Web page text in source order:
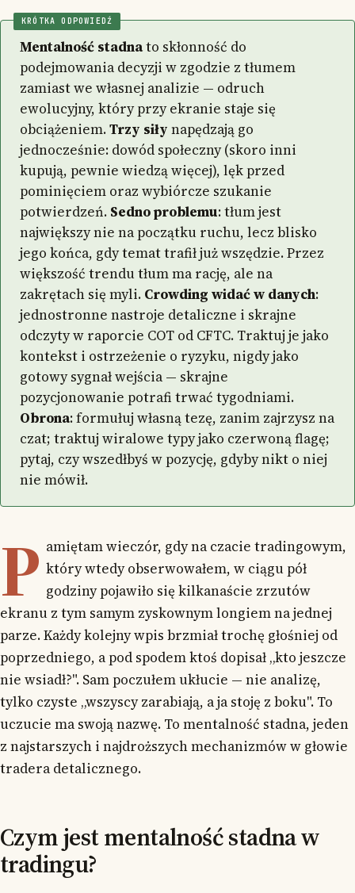
KRÓTKA ODPOWIEDŹ
Mentalność stadnato skłonność do
podejmowania decyzji w zgodzie z tłumem
zamiast we własnej analizie — odruch
ewolucyjny, który przy ekranie staje się
obciążeniem.Trzy siły napędzają go
jednocześnie: dowód społeczny (skoro inni
kupują, pewnie wiedzą więcej), lęk przed
pominięciem oraz wybiórcze szukanie
potwierdzeń. Sedno problemu: tłum jest
największy nie na początku ruchu, lecz blisko
jego końca, gdy temat trafił już wszędzie. Przez
większość trendu tłum ma rację, ale na
zakrętach się myli. Crowding widać w danych:
jednostronne nastroje detaliczne i skrajne
odczyty w raporcie COT od CFTC. Traktuj je jako
kontekst i ostrzeżenie o ryzyku, nigdy jako
gotowy sygnał wejścia — skrajne
pozycjonowanie potrafi trwać tygodniami.
Obrona: formułuj własną tezę, zanim zajrzysz na
czat; traktuj wiralowe typy jako czerwoną flagę;
pytaj, czy wszedłbyś w pozycję, gdyby nikt o niej
nie mówił.
P amiętam wieczór, gdy na czacie tradingowym,
który wtedy obserwowałem, w ciągu pół
godziny pojawiło się kilkanaście zrzutów
ekranu z tym samym zyskownym longiem na jednej
parze. Każdy kolejny wpis brzmiał trochę głośniej od
poprzedniego, a pod spodem ktoś dopisał „kto jeszcze
nie wsiadł?". Sam poczułem ukłucie — nie analizę,
tylko czyste „wszyscy zarabiają, a ja stoję z boku". To
uczucie ma swoją nazwę. To mentalność stadna, jeden
z najstarszych i najdroższych mechanizmów w głowie
tradera detalicznego.
Czym jest mentalność stadna w
tradingu?